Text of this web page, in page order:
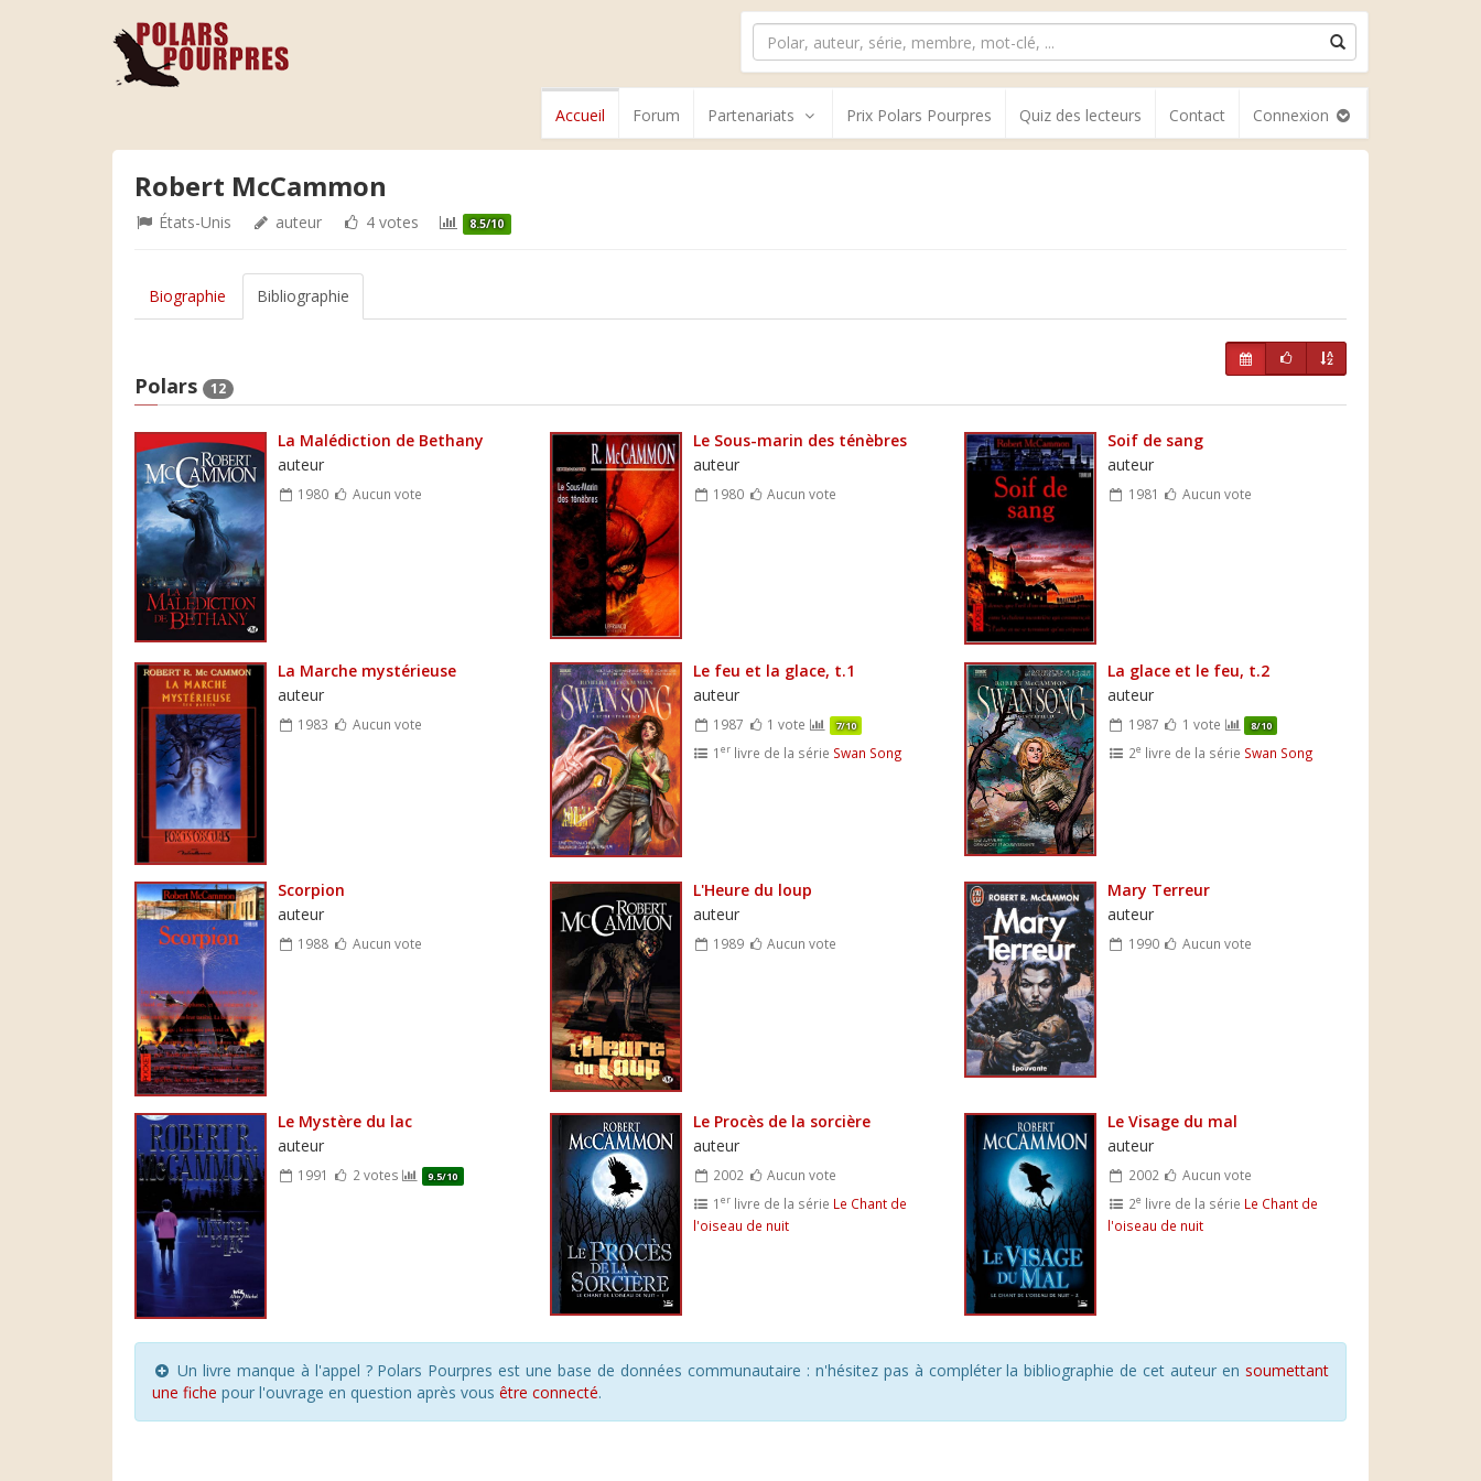
Accueil Forum Partenariats Prix Polars Pourpres Quiz des lecteurs Contact Connexion
Robert McCammon
États-Unis auteur 4 votes 8.5/10
Biographie Bibliographie
Polars 12
La Malédiction de Bethany
auteur
1980 Aucun vote
Le Sous-marin des ténèbres
auteur
1980 Aucun vote
Soif de sang
auteur
1981 Aucun vote
La Marche mystérieuse
auteur
1983 Aucun vote
Le feu et la glace, t.1
auteur
1987 1 vote 7/10
1 erlivre de la série Swan Song
La glace et le feu, t.2
auteur
1987 1 vote 8/10
2e livre de la série Swan Song
Scorpion
auteur
1988 Aucun vote
L'Heure du loup
auteur
1989 Aucun vote
Mary Terreur
auteur
1990 Aucun vote
Le Mystère du lac
auteur
1991 2 votes 9.5/10
Le Procès de la sorcière
auteur
2002
Aucun vote
1 erlivre de la série Le Chant de
l'oiseau de nuit
Le Visage du mal
auteur
2002
Aucun vote
2e livre de la série Le Chant de
l'oiseau de nuit
Un livre manque à l'appel ? Polars Pourpres est une base de données communautaire : n'hésitez pas à compléter la bibliographie de cet auteur en soumettant
une fiche pour l'ouvrage en question après vous être connecté.